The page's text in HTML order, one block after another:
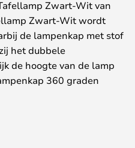
Zwart-Wit van
Zwart-Wit wordt
de lampenkap met stof
het dubbele
de hoogte van de lamp
360 graden
om het licht in iedere